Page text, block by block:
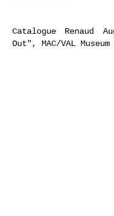
Catalogue Renaud
Out", MAC/VAL